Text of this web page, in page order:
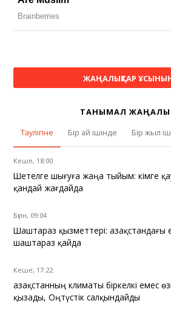
ЖАҢАЛЫҚТАР
ТАНЫМАЛ
Тәулігіне
Бір ай ішінде Бір жыл
Кеше, 18:00
Шетелге шығуға жаңа тыйым: кімге
қандай жағдайда
Бүгін, 09:04
Шаштараз қызметтері: Қазақстандағы
шаштараз қайда
Кеше, 17:22
Қазақстанның климаты біркелкі емес
қызады, Оңтүстік салқындайды